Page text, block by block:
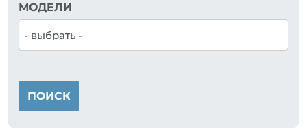
МОДЕЛИ
ПОИСК